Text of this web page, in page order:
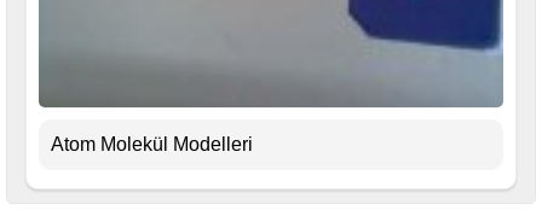
Atom Molekül Modelleri